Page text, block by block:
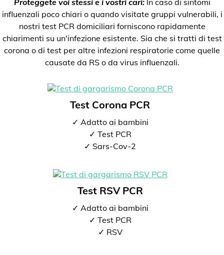
Proteggete voi stessi e i vostri cari:In caso di sintomi
influenzali poco chiari o quando visitate gruppi vulnerabili, i
nostri test PCR domiciliari forniscono rapidamente
chiarimenti su un'infezione esistente. Sia che si tratti di test
corona o di test per altre infezioni respiratorie come quelle
causate da RS o da virus influenzali.
Test Corona PCR
✓ Adatto ai bambini
✓ Test PCR
✓ Sars-Cov-2
Test RSV PCR
✓ Adatto ai bambini
✓ Test PCR
✓ RSV